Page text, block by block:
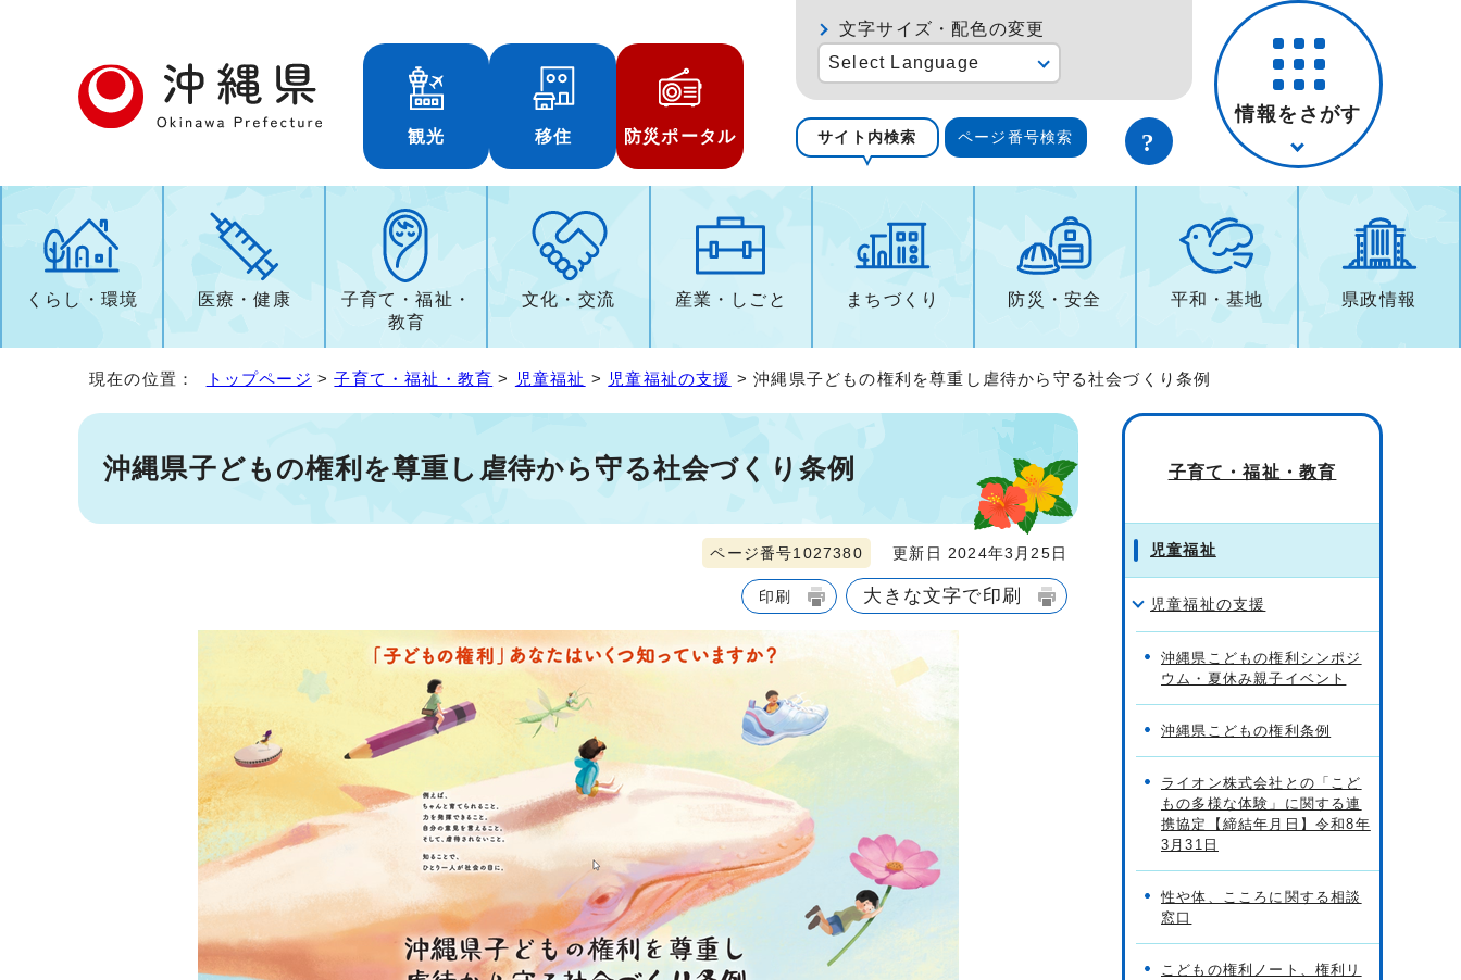
観光 移住 防災ポータル
文字サイズ・配色の変更
Select Language
サイト内検索 ページ番号検索
情報をさがす
くらし・環境 医療・健康
子育て・福祉・
教育
文化・交流 産業・しごと まちづくり 防災・安全 平和・基地 県政情報
現在の位置： トップページ >子育て・福祉・教育 > 児童福祉 > 児童福祉の支援 > 沖縄県子どもの権利を尊重し虐待から守る社会づくり条例
沖縄県子どもの権利を尊重し虐待から守る社会づくり条例
ページ番号1027380 更新日 2024年3月25日
印刷 大きな文字で印刷
子育て・福祉・教育
児童福祉
児童福祉の支援
沖縄県こどもの権利シンポジ
ウム・夏休み親子イベント
沖縄県こどもの権利条例
ライオン株式会社との「こど
もの多様な体験」に関する連
携協定【締結年月日】令和8年
3月31日
性や体、こころに関する相談
窓口
こどもの権利ノート、権利リ